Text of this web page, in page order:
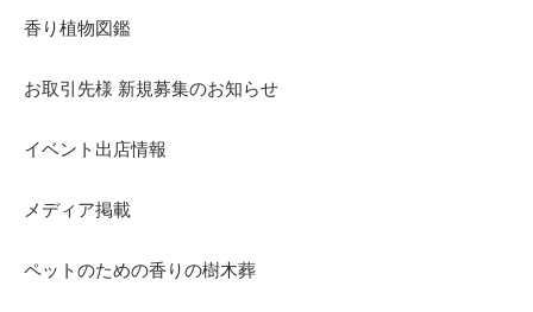
香り植物図鑑
お取引先様 新規募集のお知らせ
イベント出店情報
メディア掲載
ペットのための香りの樹木葬